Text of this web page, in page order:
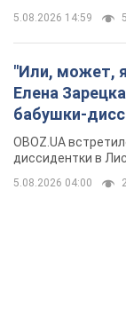
5.08.2026 14:59
"Или, может, я
Елена
бабушки-
Горской,
бегстве в
детьми
OBOZ.UA
диссидентки в
5.08.2026 04:00